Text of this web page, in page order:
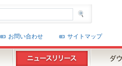
お問い合わせ サイトマップ